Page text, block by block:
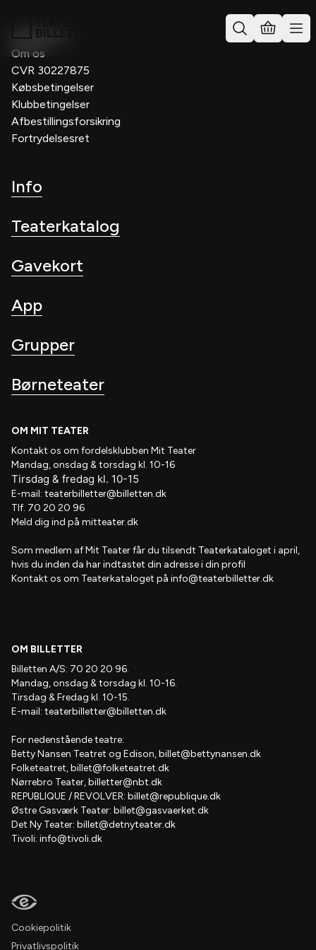
Kontakt os
Om os
CVR 30227875
Købsbetingelser
Klubbetingelser
Afbestillingsforsikring
Fortrydelsesret
Info
Teaterkatalog
Gavekort
App
Grupper
Børneteater
OM MIT TEATER
Kontakt os om fordelsklubben Mit Teater
Mandag, onsdag & torsdag kl. 10-16
Tirsdag & fredag kl. 10-15
E-mail: teaterbilletter@billetten.dk
Tlf. 70 20 20 96
Meld dig ind på mitteater.dk
Som medlem afMit Teaterfår du tilsendt Teaterkataloget i april,
hvis du inden da har indtastet din adresse i din profil
Kontakt os om Teaterkataloget på info@teaterbilletter.dk
OM BILLETTER
Billetten A/S: 70 20 20 96.
Mandag, onsdag & torsdag kl. 10-16.
Tirsdag & Fredag kl. 10-15.
E-mail: teaterbilletter@billetten.dk
For nedenstående teatre:
Betty Nansen Teatret og Edison,billet@bettynansen.dk
Folketeatret,billet@folketeatret.dk
Nørrebro Teater,billetter@nbt.dk
REPUBLIQUE / REVOLVER: billet@republique.dk
Østre Gasværk Teater: billet@gasvaerket.dk
Det Ny Teater: billet@detnyteater.dk
Tivoli: info@tivoli.dk
Cookiepolitik
Privatlivspolitik